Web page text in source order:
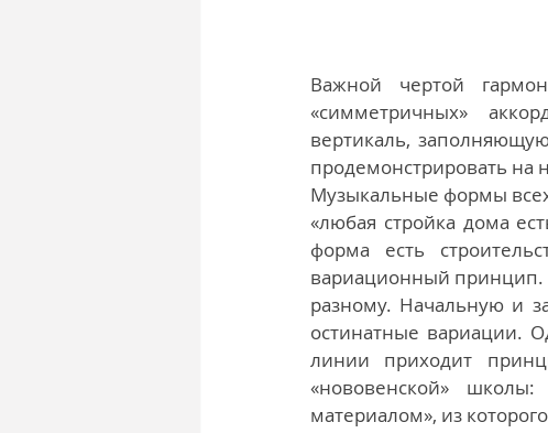
Важной чертой
«симметричных»
вертикаль,
продемонстрировать на
Музыкальные формы
«любая стройка дома
форма есть
вариационный принцип.
разному. Начальную и
остинатные вариации.
линии приходит
«нововенской»
материалом», из